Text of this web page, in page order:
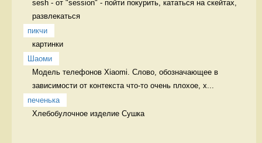
sesh - от "session" - пойти покурить, кататься на скейтах,
развлекаться
пикчи
картинки
Шаоми
Модель телефонов Xiaomi. Слово, обозначающее в
зависимости от контекста что-то очень плохое, х...
печенька
Хлебобулочное изделие Сушка